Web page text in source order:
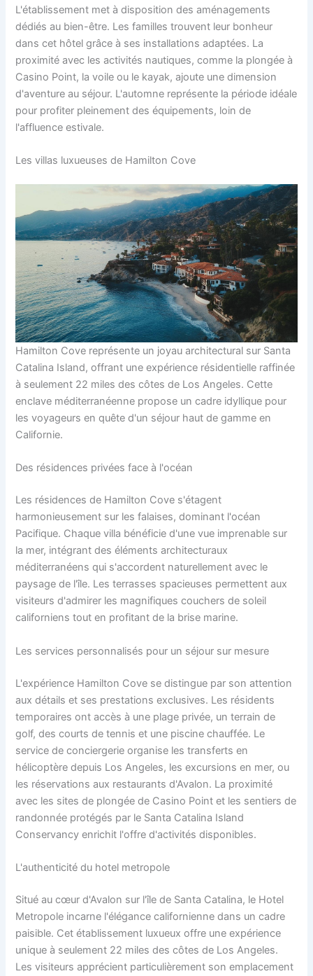
L'établissement met à disposition des aménagements
dédiés au bien-être. Les familles trouvent leur bonheur
dans cet hôtel grâce à ses installations adaptées. La
proximité avec les activités nautiques, comme la plongée à
Casino Point, la voile ou le kayak, ajoute une dimension
d'aventure au séjour. L'automne représente la période idéale
pour profiter pleinement des équipements, loin de
l'affluence estivale.
Les villas luxueuses de Hamilton Cove
Hamilton Cove représente un joyau architectural sur Santa
Catalina Island, offrant une expérience résidentielle raffinée
à seulement 22 miles des côtes de Los Angeles. Cette
enclave méditerranéenne propose un cadre idyllique pour
les voyageurs en quête d'un séjour haut de gamme en
Californie.
Des résidences privées face à l'océan
Les résidences de Hamilton Cove s'étagent
harmonieusement sur les falaises, dominant l'océan
Pacifique. Chaque villa bénéficie d'une vue imprenable sur
la mer, intégrant des éléments architecturaux
méditerranéens qui s'accordent naturellement avec le
paysage de l'île. Les terrasses spacieuses permettent aux
visiteurs d'admirer les magnifiques couchers de soleil
californiens tout en profitant de la brise marine.
Les services personnalisés pour un séjour sur mesure
L'expérience Hamilton Cove se distingue par son attention
aux détails et ses prestations exclusives. Les résidents
temporaires ont accès à une plage privée, un terrain de
golf, des courts de tennis et une piscine chauffée. Le
service de conciergerie organise les transferts en
hélicoptère depuis Los Angeles, les excursions en mer, ou
les réservations aux restaurants d'Avalon. La proximité
avec les sites de plongée de Casino Point et les sentiers de
randonnée protégés par le Santa Catalina Island
Conservancy enrichit l'offre d'activités disponibles.
L'authenticité du hotel metropole
Situé au cœur d'Avalon sur l'île de Santa Catalina, le Hotel
Metropole incarne l'élégance californienne dans un cadre
paisible. Cet établissement luxueux offre une expérience
unique à seulement 22 miles des côtes de Los Angeles.
Les visiteurs apprécient particulièrement son emplacement